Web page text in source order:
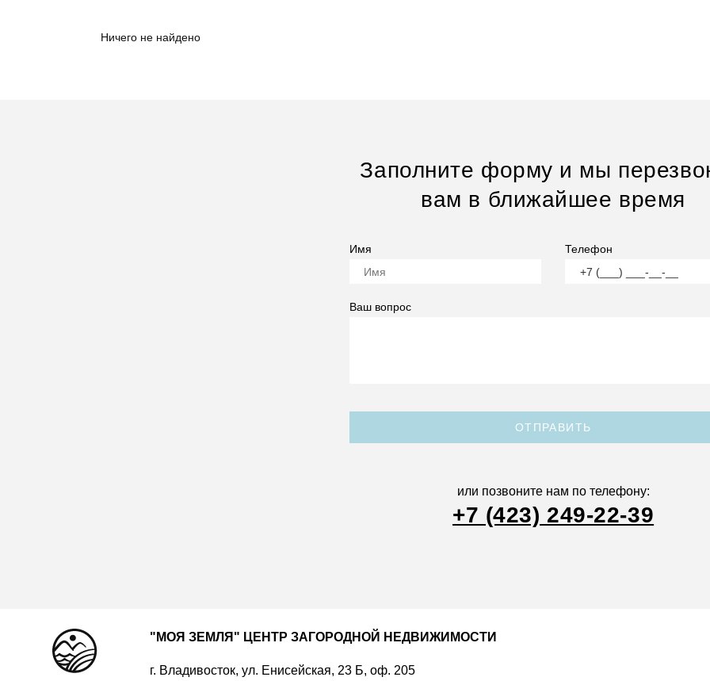
Ничего не найдено
Заполните форму и мы
вам в ближайшее время
Имя Телефон
Ваш вопрос
ОТПРАВИТЬ
или позвоните нам по телефону:
+7 (423) 249-22-39
"МОЯ ЗЕМЛЯ" ЦЕНТР ЗАГОРОДНОЙ НЕДВИЖИМОСТИ
г. Владивосток, ул. Енисейская, 23 Б, оф. 205